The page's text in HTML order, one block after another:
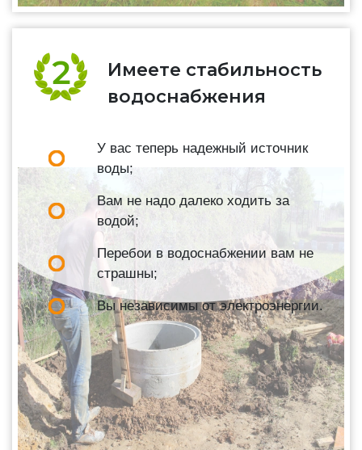
Имеете стабильность
водоснабжения
У вас теперь надежный источник
воды;
Вам не надо далеко ходить за
водой;
Перебои в водоснабжении вам не
страшны;
Вы независимы от электроэнергии.